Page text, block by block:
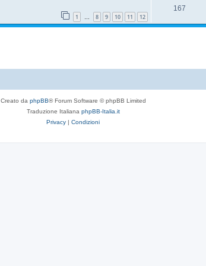
s
s
s
p
e
1 … 8 9 10 11 12
167R
i
o
Creato da phpBB® Forum Software © phpBB Limited
Traduzione Italiana phpBB-Italia.it
Privacy | Condizioni